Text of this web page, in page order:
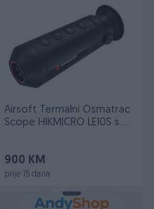
Airsoft Termalni Osmatrac
Scope HIKMICRO LE10S s
900 KM
prije 15 dana